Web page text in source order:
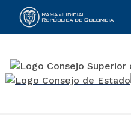
Rama Judicial